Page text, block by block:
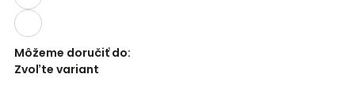
Môžeme doručiť do:
Zvoľte variant